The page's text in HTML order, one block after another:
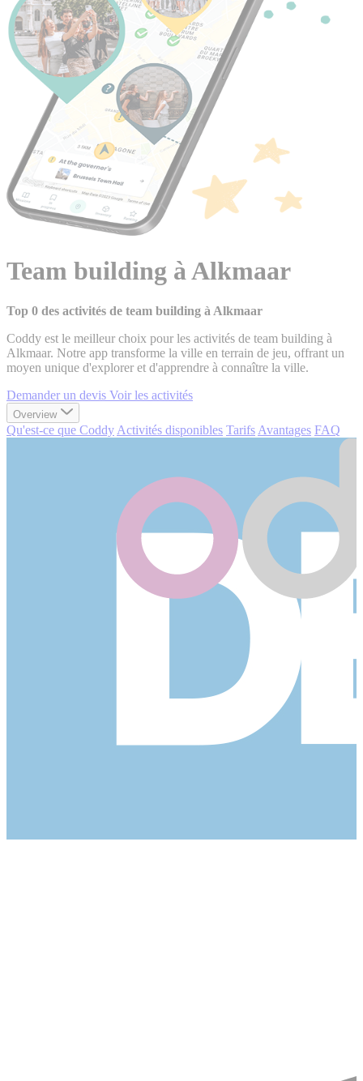
Team building à Alkmaar
Top 0 des activités de team building à Alkmaar
Coddy est le meilleur choix pour les activités de team building à
Alkmaar. Notre app transforme la ville en terrain de jeu, offrant un
moyen unique d'explorer et d'apprendre à connaître la ville.
Demander un devis Voir les activités
Overview
Qu'est-ce que Coddy Activités disponibles Tarifs Avantages FAQ